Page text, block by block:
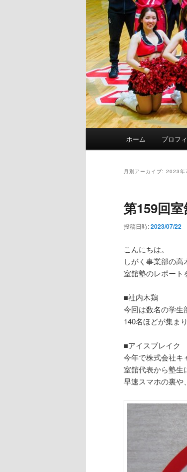
ホーム プロフ
月別アーカイブ: 2023年
第159回
投稿日時:2023/07/22
こんにちは。
しがく事業部の高
室舘塾のレポート
■社内木鶏
今回は数名の学生
140名ほどが集ま
■アイスブレイク
今年で株式会社キ
室舘代表から塾生
早速スマホの裏や